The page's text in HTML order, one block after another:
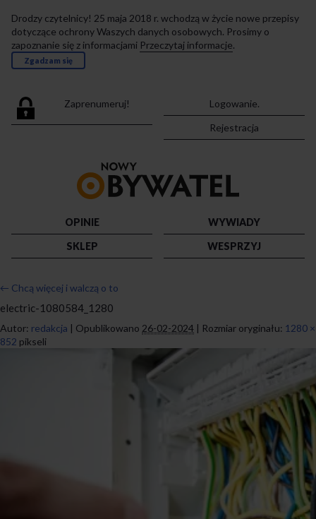
Drodzy czytelnicy! 25 maja 2018 r. wchodzą w życie nowe przepisy
dotyczące ochrony Waszych danych osobowych. Prosimy o
zapoznanie się z informacjami Przeczytaj informacje.
Zgadzam się
Zaprenumeruj!
Logowanie.
Rejestracja
strony
OPINIE
WYWIADY
SKLEP
WESPRZYJ
← Chcą więcej i walczą o to
electric-1080584_1280
Autor: redakcja | Opublikowano 26-02-2024 | Rozmiar oryginału: 1280 ×
852 pikseli